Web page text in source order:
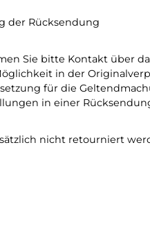
der Rücksendung
Sie bitte Kontakt über
in der
für die
in einer
nicht retourniert